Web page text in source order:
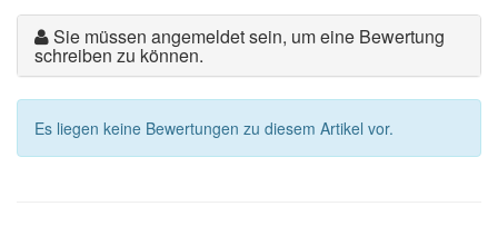
Sie müssen angemeldet sein, um eine Bewertung
schreiben zu können.
Es liegen keine Bewertungen zu diesem Artikel vor.